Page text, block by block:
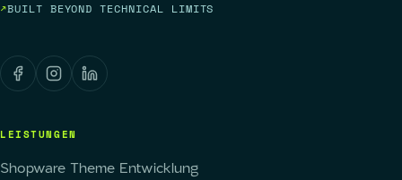
BUILT BEYOND TECHNICAL LIMITS
LEISTUNGEN
Shopware Theme Entwicklung